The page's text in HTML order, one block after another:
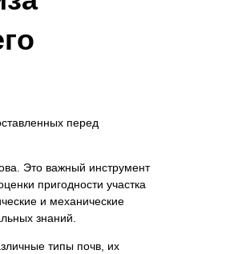
перед
Это важный инструмент
пригодности участка
и механические
знаний.
типы почв, их